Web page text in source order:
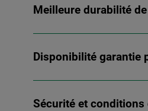
Meilleure durabilité
Disponibilité garantie
Sécurité et conditions